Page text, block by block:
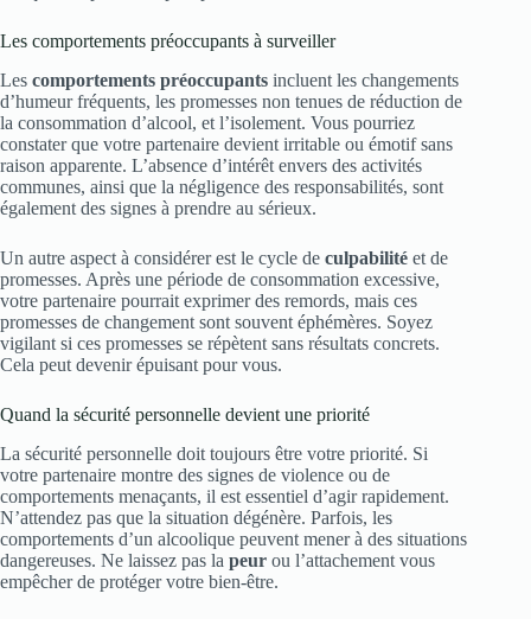
Les comportements préoccupants à surveiller
Les comportements préoccupants incluent les changements
d’humeur fréquents, les promesses non tenues de réduction de
la consommation d’alcool, et l’isolement. Vous pourriez
constater que votre partenaire devient irritable ou émotif sans
raison apparente. L’absence d’intérêt envers des activités
communes, ainsi que la négligence des responsabilités, sont
également des signes à prendre au sérieux.
Un autre aspect à considérer est le cycle de culpabilité et de
promesses. Après une période de consommation excessive,
votre partenaire pourrait exprimer des remords, mais ces
promesses de changement sont souvent éphémères. Soyez
vigilant si ces promesses se répètent sans résultats concrets.
Cela peut devenir épuisant pour vous.
Quand la sécurité personnelle devient une priorité
La sécurité personnelle doit toujours être votre priorité. Si
votre partenaire montre des signes de violence ou de
comportements menaçants, il est essentiel d’agir rapidement.
N’attendez pas que la situation dégénère. Parfois, les
comportements d’un alcoolique peuvent mener à des situations
dangereuses. Ne laissez pas la peur ou l’attachement vous
empêcher de protéger votre bien-être.